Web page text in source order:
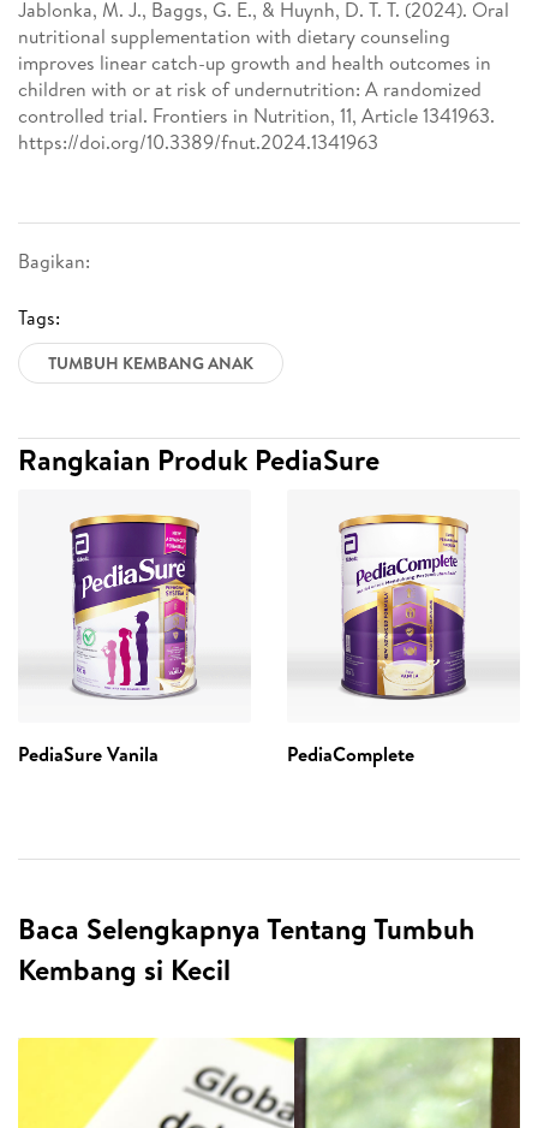
Bagikan:
Tags:
TUMBUH KEMBANG ANAK
Jablonka, M. J., Baggs, G. E., & Huynh, D. T. T. (2024). Oral
nutritional supplementation with dietary counseling
improves linear catch-up growth and health outcomes in
children with or at risk of undernutrition: A randomized
controlled trial. Frontiers in Nutrition, 11, Article 1341963.
https://doi.org/10.3389/fnut.2024.1341963
Rangkaian Produk PediaSure
PediaSure Vanila PediaComplete
Baca Selengkapnya Tentang Tumbuh
Kembang si Kecil